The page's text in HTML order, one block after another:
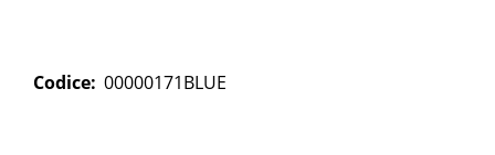
Codice: 00000171BLUE